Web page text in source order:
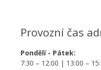
Provozní čas
Pondělí - Pátek:
7:30 – 12:00 | 13:00 –